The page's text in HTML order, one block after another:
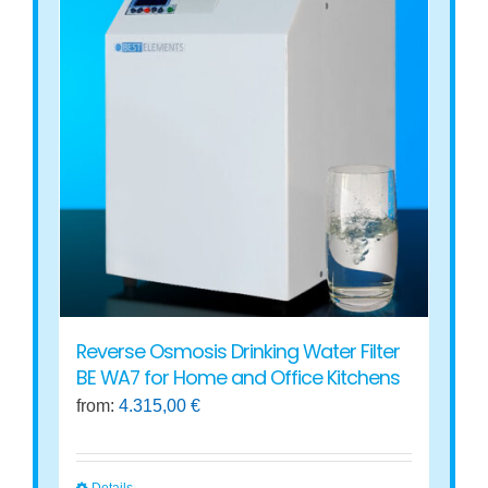
variants.
on
product
page
Reverse Osmosis Drinking Water Filter
BE WA7 for Home and Office Kitchens
from:4.315,00€